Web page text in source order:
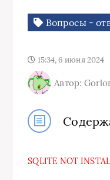
Вопросы -
15:34, 6 июня 2024
Автор:
SQLITE NOT